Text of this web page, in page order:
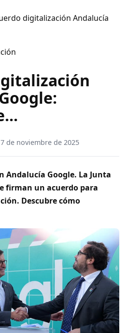
digitalización Andalucía
7 de noviembre de 2025
Andalucía Google. La Junta
firman un acuerdo para
Descubre cómo